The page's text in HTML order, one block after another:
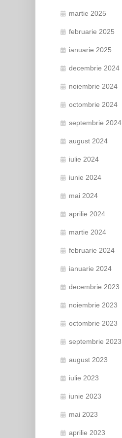
martie 2025
februarie 2025
ianuarie 2025
decembrie 2024
noiembrie 2024
octombrie 2024
septembrie 2024
august 2024
iulie 2024
iunie 2024
mai 2024
aprilie 2024
martie 2024
februarie 2024
ianuarie 2024
decembrie 2023
noiembrie 2023
octombrie 2023
septembrie 2023
august 2023
iulie 2023
iunie 2023
mai 2023
aprilie 2023